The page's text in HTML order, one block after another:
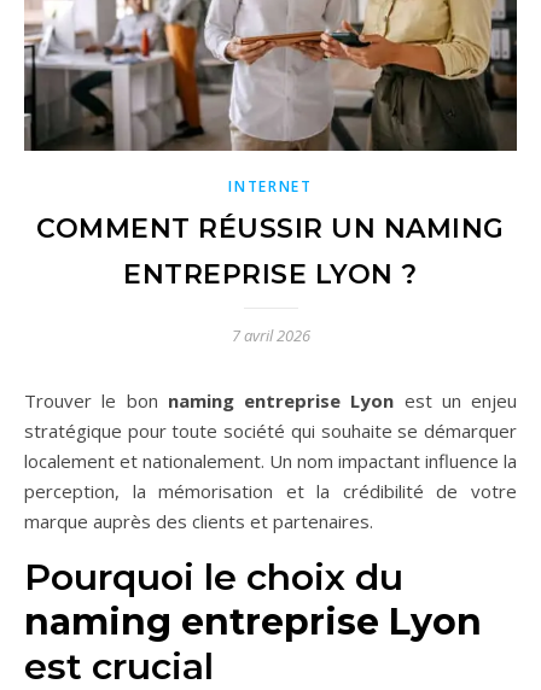
INTERNET
COMMENT RÉUSSIR UN NAMING
ENTREPRISE LYON ?
7 avril 2026
Trouver le bon naming entreprise Lyon est un enjeu
stratégique pour toute société qui souhaite se démarquer
localement et nationalement. Un nom impactant influence la
perception, la mémorisation et la crédibilité de votre
marque auprès des clients et partenaires.
Pourquoi le choix du
naming entreprise Lyon
est crucial